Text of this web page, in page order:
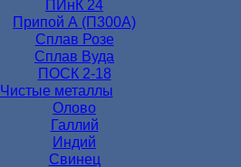
ПИнК 24
Припой А (П300А)
Сплав Розе
Сплав Вуда
ПОСК 2-18
Чистые металлы
Олово
Галлий
Индий
Свинец